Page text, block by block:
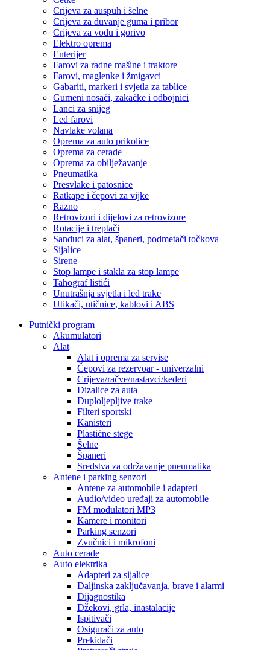
Crijeva za auspuh i šelne
Crijeva za duvanje guma i pribor
Crijeva za vodu i gorivo
Elektro oprema
Enterijer
Farovi za radne mašine i traktore
Farovi, maglenke i žmigavci
Gabariti, markeri i svjetla za tablice
Gumeni nosači, zakačke i odbojnici
Lanci za snijeg
Led farovi
Navlake volana
Oprema za auto prikolice
Oprema za cerade
Oprema za obilježavanje
Pneumatika
Presvlake i patosnice
Ratkape i čepovi za vijke
Razno
Retrovizori i dijelovi za retrovizore
Rotacije i treptači
Sanduci za alat, španeri, podmetači točkova
Sijalice
Sirene
Stop lampe i stakla za stop lampe
Tahograf listići
Unutrašnja svjetla i led trake
Utikači, utičnice, kablovi i ABS
Putnički program
Akumulatori
Alat
Alat i oprema za servise
Čepovi za rezervoar - univerzalni
Crijeva/račve/nastavci/kederi
Dizalice za auta
Duploljepljive trake
Filteri sportski
Kanisteri
Plastične stege
Šelne
Španeri
Sredstva za održavanje pneumatika
Antene i parking senzori
Antene za automobile i adapteri
Audio/video uređaji za automobile
FM modulatori MP3
Kamere i monitori
Parking senzori
Zvučnici i mikrofoni
Auto cerade
Auto elektrika
Adapteri za sijalice
Daljinska zaključavanja, brave i alarmi
Dijagnostika
Džekovi, grla, inastalacije
Ispitivači
Osigurači za auto
Prekidači